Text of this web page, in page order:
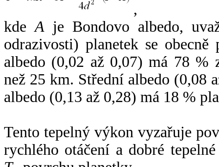
,
kdeA je Bondovo albedo,
odrazivosti) planetek se
albedo (0,02 až 0,07) má 78 %
než 25 km. Střední albedo (0,08
albedo (0,13 až 0,28) má 18 %
Tento tepelný výkon vyzařuje
rychlého otáčení a dobré